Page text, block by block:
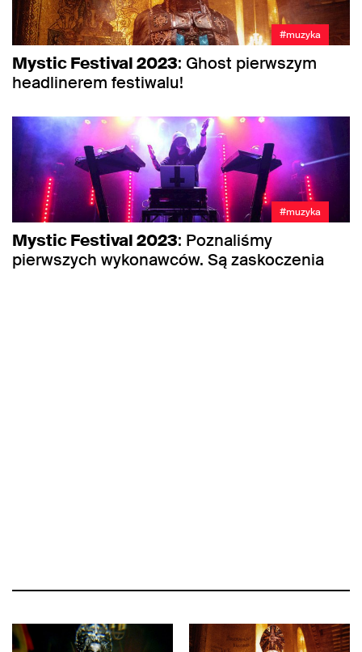
#muzyka
Mystic Festival 2023: Ghost pierwszym
headlinerem festiwalu!
#muzyka
Mystic Festival 2023: Poznaliśmy
pierwszych wykonawców. Są zaskoczenia